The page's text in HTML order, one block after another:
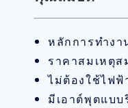
หลักการทำงา
ราคาสมเหตุส
ไม่ต้องใช้ไฟฟ้
มีเอาต์พุตแบบ